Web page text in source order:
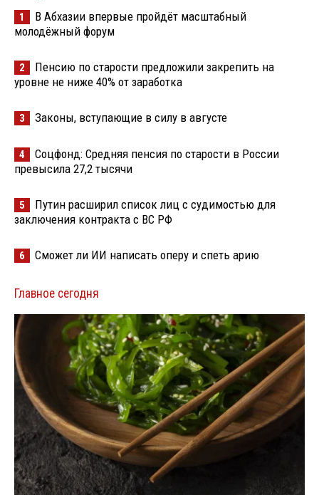
1
В Абхазии впервые пройдёт масштабный
молодёжный форум
2
Пенсию по старости предложили закрепить на
уровне не ниже 40% от заработка
3 Законы, вступающие в силу в августе
4
Соцфонд: Средняя пенсия по старости в России
превысила 27,2 тысячи
5
Путин расширил список лиц с судимостью для
заключения контракта с ВС РФ
6 Сможет ли ИИ написать оперу и спеть арию
Главное сегодня